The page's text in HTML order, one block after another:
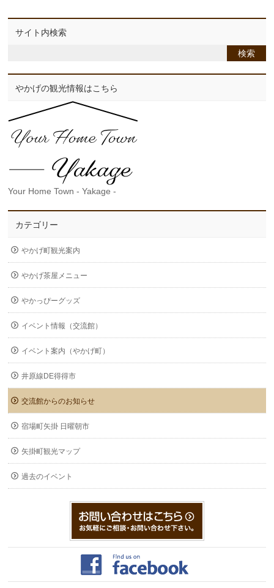
サイト内検索
やかげの観光情報はこちら
Your Home Town - Yakage -
カテゴリー
やかげ町観光案内
やかげ茶屋メニュー
やかっぴーグッズ
イベント情報（交流館）
イベント案内（やかげ町）
井原線DE得得市
交流館からのお知らせ
宿場町矢掛 日曜朝市
矢掛町観光マップ
過去のイベント